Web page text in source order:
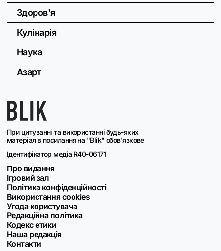
При цитуванні та використанні будь-яких
матеріалів посилання на "Blik" обов'язкове
Ідентифікатор медіа R40-06171
Про видання
Ігровий зал
Політика конфіденційності
Використання cookies
Угода користувача
Редакційна політика
Кодекс етики
Наша редакція
Контакти
Здоров'я
Кулінарія
Наука
Азарт